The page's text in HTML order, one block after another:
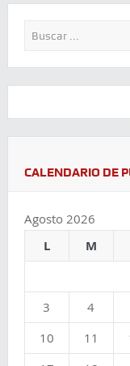
CALENDARIO DE
Agosto 2026
L M
3
4
10
11